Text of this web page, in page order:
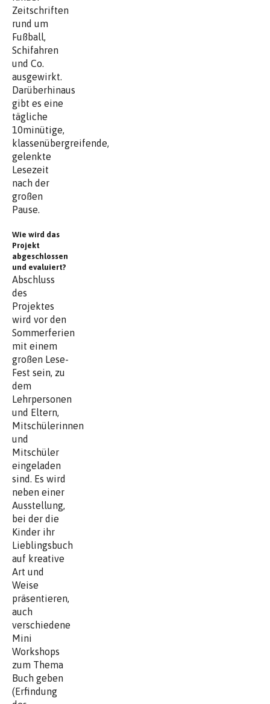
Zeitschriften
rund um
Fußball,
Schifahren
und Co.
ausgewirkt.
Darüberhinaus
gibt es eine
tägliche
10minütige,
klassenübergreifende,
gelenkte
Lesezeit
nach der
großen
Pause.
Wie wird das
Projekt
abgeschlossen
und evaluiert?
Abschluss
des
Projektes
wird vor den
Sommerferien
mit einem
großen Lese-
Fest sein, zu
dem
Lehrpersonen
und Eltern,
Mitschülerinnen
und
Mitschüler
eingeladen
sind. Es wird
neben einer
Ausstellung,
bei der die
Kinder ihr
Lieblingsbuch
auf kreative
Art und
Weise
präsentieren,
auch
verschiedene
Mini
Workshops
zum Thema
Buch geben
(Erfindung